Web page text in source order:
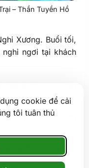
cookie để cải
tôi tuân thủ
– Thần Tuyền Hồ
Xương. Buổi tối,
ngơi tại khách
Cảnh Tam
tại khách sạn và
sẽ khởi hành đến